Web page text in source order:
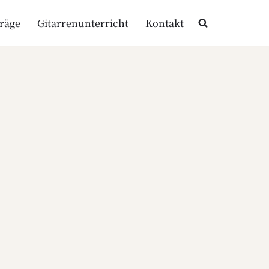
Gitarrenunterricht Kontakt